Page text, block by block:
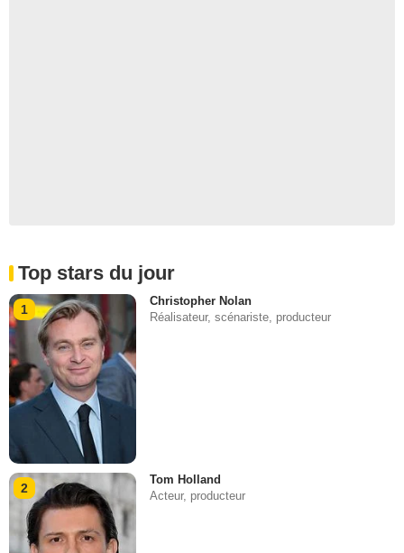
Top stars du jour
1
Christopher Nolan
Réalisateur, scénariste, producteur
2
Tom Holland
Acteur, producteur